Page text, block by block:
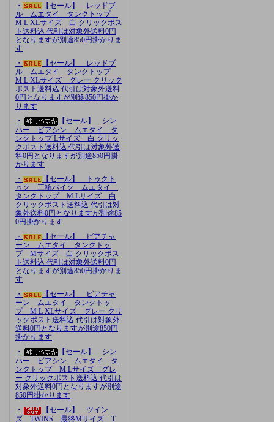
・
【セール】 レッドブ
ル ムエタイ タンクトップ
M L XLサイズ 白 クリックポス
ト送料込 代引は対象外送料0円
となりますが別途850円掛かりま
す
・
【セール】 レッドブ
ル ムエタイ タンクトップ
M L XLサイズ グレー クリック
ポスト送料込 代引は対象外送料
0円となりますが別途850円掛か
ります
・
【セール】 シン
ハー ビアシン ムエタイ タ
ンクトップ Lサイズ 白 クリッ
クポスト送料込 代引は対象外送
料0円となりますが別途850円掛
かります
・
【セール】 トゥクト
ゥク 三輪バイク ムエタイ
タンクトップ M Lサイズ 白
クリックポスト送料込 代引は対
象外送料0円となりますが別途85
0円掛かります
・
【セール】 ビアチャ
ーン ムエタイ タンクトッ
プ Mサイズ 白 クリックポス
ト送料込 代引は対象外送料0円
となりますが別途850円掛かりま
す
・
【セール】 ビアチャ
ーン ムエタイ タンクトッ
プ M L XLサイズ グレー クリ
ックポスト送料込 代引は対象外
送料0円となりますが別途850円
掛かります
・
【セール】 シン
ハー ビアシン ムエタイ タ
ンクトップ M Lサイズ グレ
ー クリックポスト送料込 代引は
対象外送料0円となりますが別途
850円掛かります
・
【セール】 ツイン
ズ TWINS 最終Mサイズ T